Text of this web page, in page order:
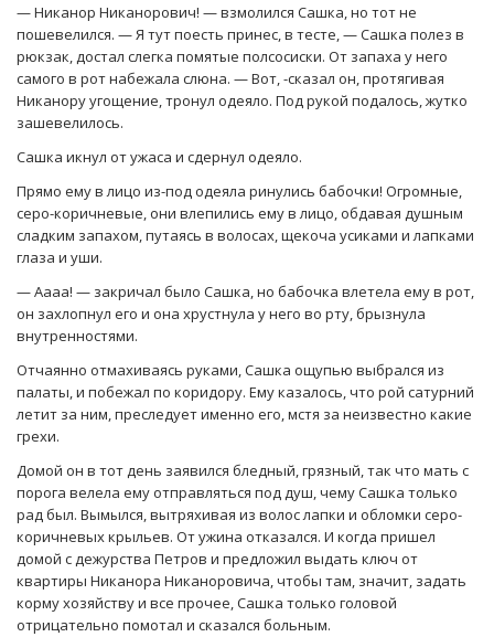
— Никанор Никанорович! — взмолился Сашка, но тот не
пошевелился. — Я тут поесть принес, в тесте, — Сашка полез в
рюкзак, достал слегка помятые полсосиски. От запаха у него
самого в рот набежала слюна. — Вот, -сказал он, протягивая
Никанору угощение, тронул одеяло. Под рукой подалось, жутко
зашевелилось.
Сашка икнул от ужаса и сдернул одеяло.
Прямо ему в лицо из-под одеяла ринулись бабочки! Огромные,
серо-коричневые, они влепились ему в лицо, обдавая душным
сладким запахом, путаясь в волосах, щекоча усиками и лапками
глаза и уши.
— Аааа! — закричал было Сашка, но бабочка влетела ему в рот,
он захлопнул его и она хрустнула у него во рту, брызнула
внутренностями.
Отчаянно отмахиваясь руками, Сашка ощупью выбрался из
палаты, и побежал по коридору. Ему казалось, что рой сатурний
летит за ним, преследует именно его, мстя за неизвестно какие
грехи.
Домой он в тот день заявился бледный, грязный, так что мать с
порога велела ему отправляться под душ, чему Сашка только
рад был. Вымылся, вытряхивая из волос лапки и обломки серо-
коричневых крыльев. От ужина отказался. И когда пришел
домой с дежурства Петров и предложил выдать ключ от
квартиры Никанора Никаноровича, чтобы там, значит, задать
корму хозяйству и все прочее, Сашка только головой
отрицательно помотал и сказался больным.